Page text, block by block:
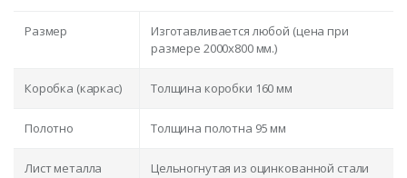
Размер
Изготавливается любой (цена при
размере 2000x800 мм.)
Коробка (каркас) Толщина коробки 160 мм
Полотно Толщина полотна 95 мм
Лист металла
Цельногнутая из оцинкованной стали